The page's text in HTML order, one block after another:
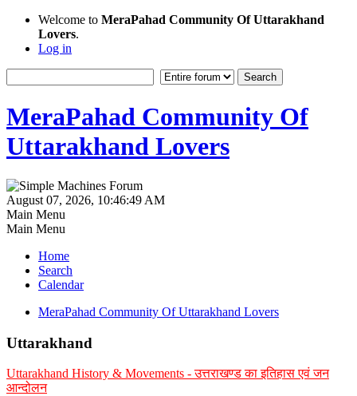
Welcome to MeraPahad Community Of Uttarakhand
Lovers.
Log in
MeraPahad Community Of
Uttarakhand Lovers
August 07, 2026, 10:46:49 AM
Main Menu
Main Menu
Home
Search
Calendar
MeraPahad Community Of Uttarakhand Lovers
Uttarakhand
Uttarakhand History & Movements - उत्तराखण्ड का इतिहास एवं जन
आन्दोलन